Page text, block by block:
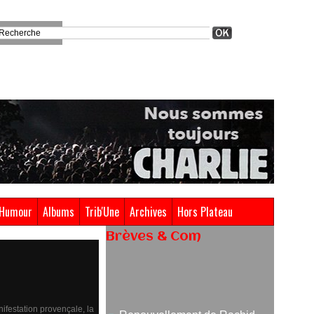
Humour Albums Trib'Une Archives Hors Plateau
provençale, la
Brèves & Com